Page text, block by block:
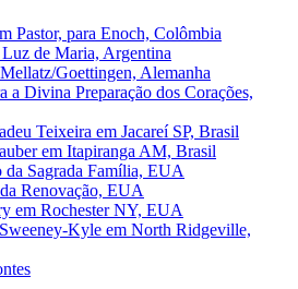
Pastor, para Enoch, Colômbia
de Maria, Argentina
Goettingen, Alemanha
a Divina Preparação dos Corações,
Teixeira em Jacareí SP, Brasil
em Itapiranga AM, Brasil
da Sagrada Família, EUA
Renovação, EUA
em Rochester NY, EUA
Kyle em North Ridgeville,